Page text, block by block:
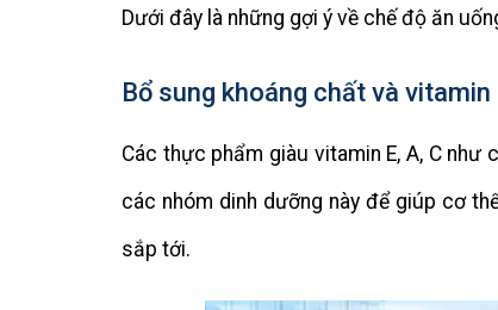
Dưới đây là những gợi ý về chế độ ăn
Bổ sung khoáng chất và vitamin
Các thực phẩm giàu vitamin E, A, C
các nhóm dinh dưỡng này để giúp cơ
sắp tới.